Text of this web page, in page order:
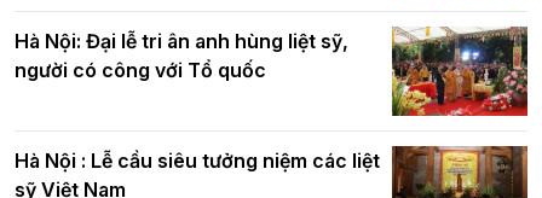
Hà Nội: Đại lễ tri ân anh hùng liệt sỹ,
người có công với Tổ quốc
Hà Nội : Lễ cầu siêu tưởng niệm các liệt
sỹ Việt Nam